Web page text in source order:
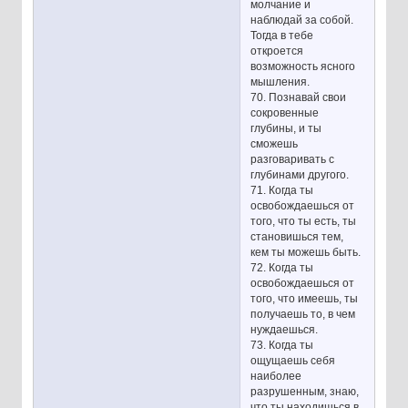
молчание и
наблюдай за собой.
Тогда в тебе
откроется
возможность ясного
мышления.
70. Познавай свои
сокровенные
глубины, и ты
сможешь
разговаривать с
глубинами другого.
71. Когда ты
освобождаешься от
того, что ты есть, ты
становишься тем,
кем ты можешь быть.
72. Когда ты
освобождаешься от
того, что имеешь, ты
получаешь то, в чем
нуждаешься.
73. Когда ты
ощущаешь себя
наиболее
разрушенным, знаю,